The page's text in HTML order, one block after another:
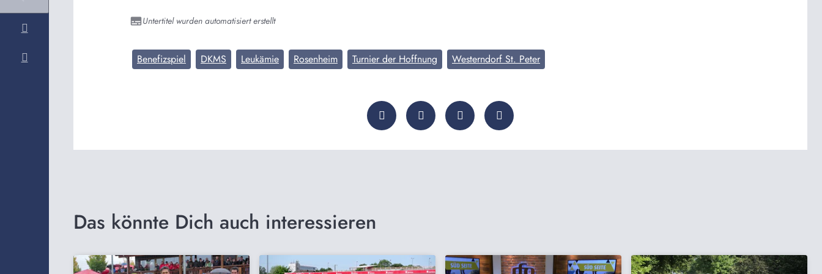
Untertitel wurden automatisiert erstellt
Benefizspiel DKMS Leukämie Rosenheim Turnier der Hoffnung Westerndorf St. Peter
Das könnte Dich auch interessieren